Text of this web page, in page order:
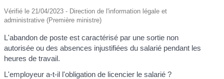
Vérifié le 21/04/2023 - Direction de l'information légale et
administrative (Première ministre)
L'abandon de poste est caractérisé par une sortie non
autorisée ou des absences injustifiées du salarié pendant les
heures de travail.
L'employeur a-t-il l'obligation de licencier le salarié ?